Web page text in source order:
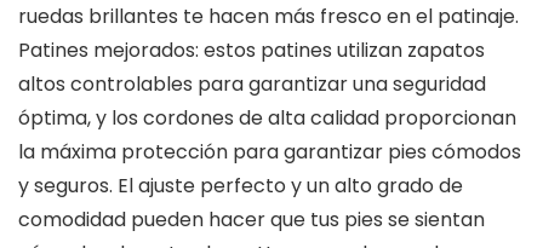
ruedas brillantes te hacen más fresco en el patinaje.
Patines mejorados: estos patines utilizan zapatos
altos controlables para garantizar una seguridad
óptima, y los cordones de alta calidad proporcionan
la máxima protección para garantizar pies cómodos
y seguros. El ajuste perfecto y un alto grado de
comodidad pueden hacer que tus pies se sientan